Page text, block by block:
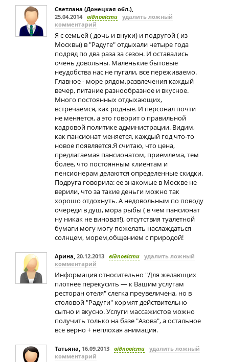
Светлана (Донецкая обл.),
25.04.2014 відповісти удалить ложный
комментарий
Я с семьей ( дочь и внуки) и подругой ( из
Москвы) в "Радуге" отдыхали четыре года
подряд по два раза за сезон. И оставались
очень довольны. Маленькие бытовые
неудобства нас не пугали, все переживаемо.
Главное - море рядом,развлечения каждый
вечер, питание разнообразное и вкусное.
Много постоянных отдыхающих,
встречаемся, как родные. И персонал почти
не меняется, а это говорит о правильной
кадровой политике администрации. Видим,
как пансионат меняется, каждый год что-то
новое появляется.Я считаю, что цена,
предлагаемая пансионатом, приемлема, тем
более, что постоянным клиентам и
пенсионерам делаются определенные скидки.
Подруга говорила: ее знакомые в Москве не
верили, что за такие деньги можно так
хорошо отдохнуть. А недовольным по поводу
очереди в душ, мора рыбы ( в чем пансионат
ну никак не виноват!), отсутствия туалетной
бумаги могу могу пожелать наслаждаться
солнцем, морем,общением с природой!
Арина, 20.12.2013 відповісти удалить ложный
комментарий
Информация относительно "Для желающих
плотнее перекусить — к Вашим услугам
ресторан отеля" слегка преувеличена, но в
столовой "Радуги" кормят действительно
сытно и вкусно. Услуги массажистов можно
получить только на базе "Азова", а остальное
всё верно + неплохая анимация.
Татьяна, 16.09.2013 відповісти удалить ложный
комментарий